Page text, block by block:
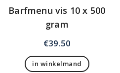
Barfmenu vis 10 x 500
gram
€39.50
in winkelmand